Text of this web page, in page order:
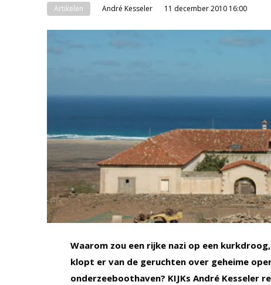
Artikelen André Kesseler 11 december 2010 16:00
Waarom zou een rijke nazi op een
klopt er van de geruchten over geheime
onderzeeboothaven? KIJKs André Kesseler